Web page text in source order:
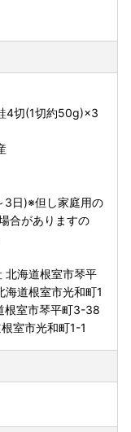
4切(1切約50g)×3
3日)※但し家庭用の
合がありますの
北海道根室市琴平
道根室市光和町1
根室市琴平町3-38
室市光和町1-1